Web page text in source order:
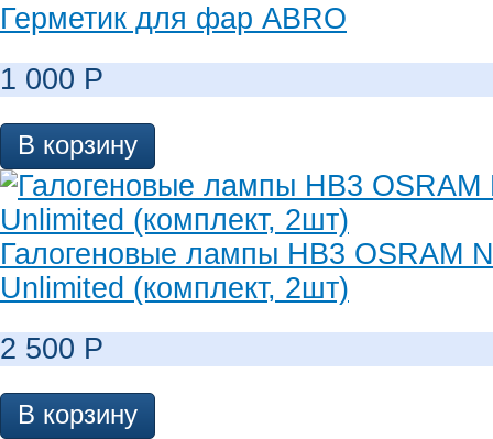
Герметик для фар ABRO
1 000 Р
В корзину
Галогеновые лампы HB3 OSRAM
Unlimited (комплект, 2шт)
2 500 Р
В корзину